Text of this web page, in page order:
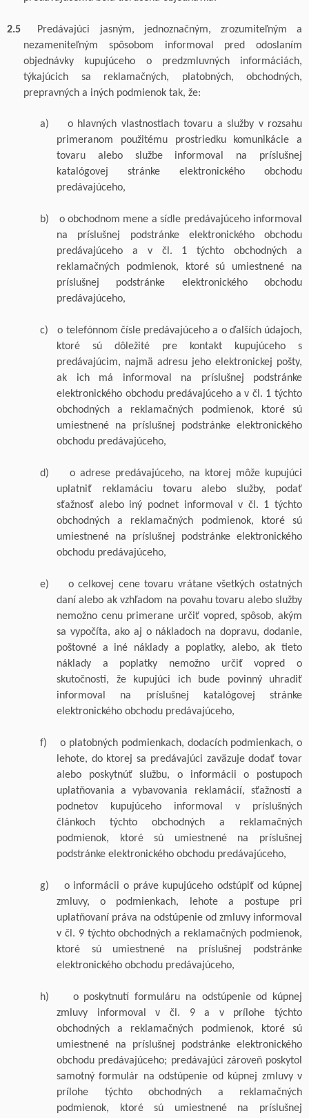
2.5
Predávajúci jasným, jednoznačným, zrozumiteľným a
nezameniteľným spôsobom informoval pred odoslaním
objednávky kupujúceho o predzmluvných informáciách,
týkajúcich sa reklamačných, platobných, obchodných,
prepravných a iných podmienok tak, že:
a) o hlavných vlastnostiach tovaru a služby v rozsahu
primeranom použitému prostriedku komunikácie a
tovaru alebo službe informoval na príslušnej
katalógovej stránke elektronického obchodu
predávajúceho,
b)
o obchodnom mene a sídle predávajúceho informoval
na príslušnej podstránke elektronického obchodu
predávajúceho a v čl. 1 týchto obchodných a
reklamačných podmienok, ktoré sú umiestnené na
príslušnej podstránke elektronického obchodu
predávajúceho,
c)
o telefónnom čísle predávajúceho a o ďalších údajoch,
ktoré sú dôležité pre kontakt kupujúceho s
predávajúcim, najmä adresu jeho elektronickej pošty,
ak ich má informoval na príslušnej podstránke
elektronického obchodu predávajúceho a v čl. 1 týchto
obchodných a reklamačných podmienok, ktoré sú
umiestnené na príslušnej podstránke elektronického
obchodu predávajúceho,
d)
o adrese predávajúceho, na ktorej môže kupujúci
uplatniť reklamáciu tovarualebo služby, podať
sťažnosť alebo iný podnet informoval v čl. 1 týchto
obchodných a reklamačných podmienok, ktoré sú
umiestnené na príslušnej podstránke elektronického
obchodu predávajúceho,
e)
o celkovej cene tovaru vrátane všetkých ostatných
daní alebo ak vzhľadom na povahu tovaru alebo služby
nemožno cenu primerane určiť vopred, spôsob, akým
sa vypočíta, ako aj o nákladoch na dopravu, dodanie,
poštovné a iné náklady a poplatky, alebo, ak tieto
náklady a poplatky nemožno určiť vopred o
skutočnosti, že kupujúci ich bude povinný uhradiť
informoval na príslušnej katalógovej stránke
elektronického obchodu predávajúceho,
f)
o platobných podmienkach, dodacích podmienkach, o
lehote, do ktorej sa predávajúci zaväzuje dodať tovar
alebo poskytnúť službu, o informácii o postupoch
uplatňovania a vybavovania reklamácií, sťažností a
podnetov kupujúceho informoval v príslušných
článkoch týchto obchodných a reklamačných
podmienok, ktoré sú umiestnené na príslušnej
podstránke elektronického obchodu predávajúceho,
g)
o informácii o práve kupujúceho odstúpiť od kúpnej
zmluvy, o podmienkach, lehote a postupe pri
uplatňovaní práva na odstúpenie od zmluvy informoval
v čl. 9týchto obchodných a reklamačných podmienok,
ktoré sú umiestnené na príslušnej podstránke
elektronického obchodu predávajúceho,
h)
o poskytnutí formuláru na odstúpenie od kúpnej
zmluvy informoval v čl. 9a v prílohe týchto
obchodných a reklamačných podmienok, ktoré sú
umiestnené na príslušnej podstránke elektronického
obchodu predávajúceho; predávajúci zároveň poskytol
samotný formulár na odstúpenie od kúpnej zmluvy v
prílohe týchto obchodných a reklamačných
podmienok, ktoré sú umiestnené na príslušnej